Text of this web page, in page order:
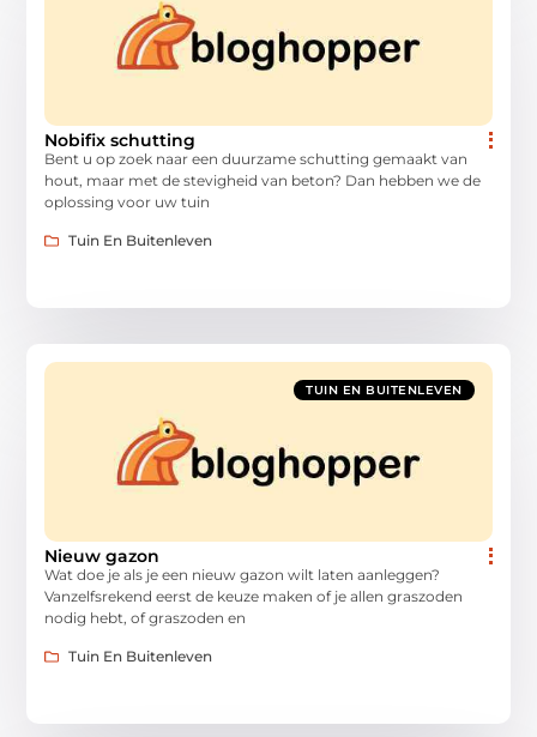
Nobifix schutting
Bent u op zoek naar een duurzame schutting gemaakt van
hout, maar met de stevigheid van beton? Dan hebben we de
oplossing voor uw tuin
Tuin En Buitenleven
TUIN EN BUITENLEVEN
Nieuw gazon
Wat doe je als je een nieuw gazon wilt laten aanleggen?
Vanzelfsrekend eerst de keuze maken of je allen graszoden
nodig hebt, of graszoden en
Tuin En Buitenleven